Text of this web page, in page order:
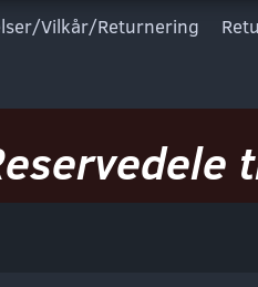
Vilkår/Returnering